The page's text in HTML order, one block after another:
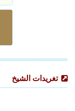
تغريدات الشيخ